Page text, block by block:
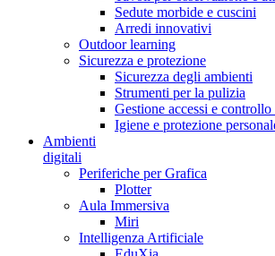
Sedute morbide e cuscini
Arredi innovativi
Outdoor learning
Sicurezza e protezione
Sicurezza degli ambienti
Strumenti per la pulizia
Gestione accessi e controllo
Igiene e protezione
Ambienti
digitali
Periferiche per Grafica
Plotter
Aula Immersiva
Miri
Intelligenza Artificiale